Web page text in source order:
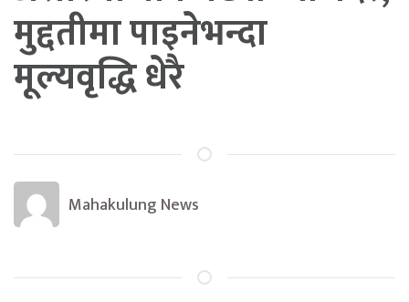
मुद्दतीमा पाइनेभन्दा
मूल्यवृद्धि धेरै
Mahakulung News